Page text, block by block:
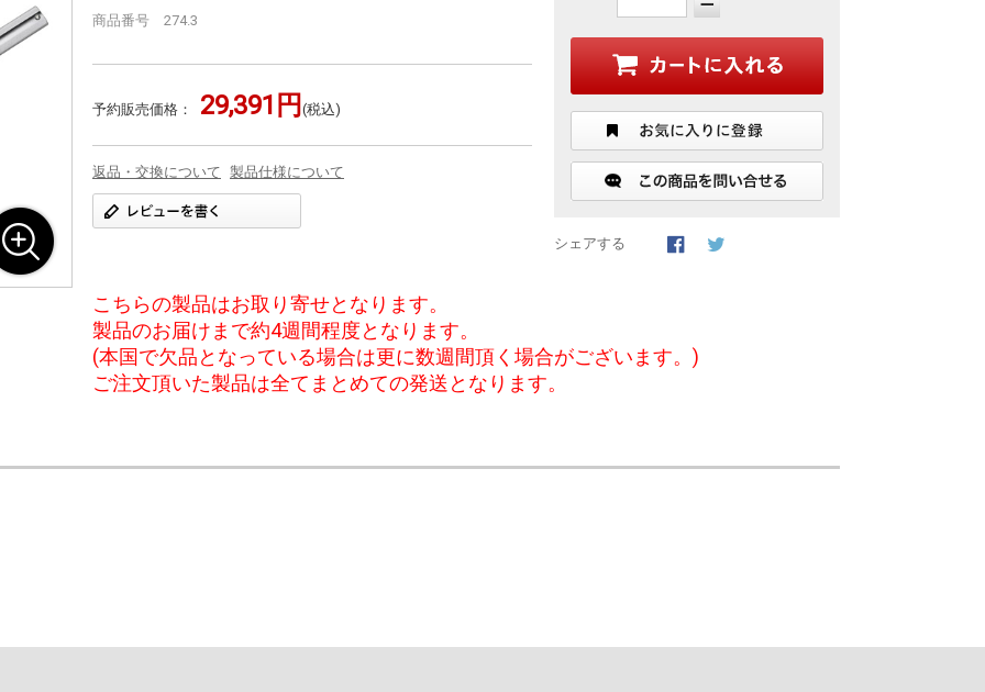
商品番号 274.3
予約販売価格： 29,391円 (税込)
返品・交換について 製品仕様について
シェアする
こちらの製品はお取り寄せとなります。
製品のお届けまで約4週間程度となります。
(本国で欠品となっている場合は更に数週間頂く場合がございます。)
ご注文頂いた製品は全てまとめての発送となります。